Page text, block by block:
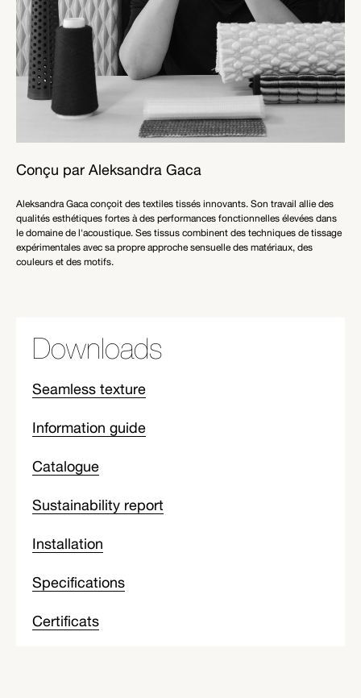
Conçu par Aleksandra Gaca
Aleksandra Gaca conçoit des textiles tissés innovants. Son travail allie des
qualités esthétiques fortes à des performances fonctionnelles élevées dans
le domaine de l'acoustique. Ses tissus combinent des techniques de tissage
expérimentales avec sa propre approche sensuelle des matériaux, des
couleurs et des motifs.
Downloads
Seamless texture
Information guide
Catalogue
Sustainability report
Installation
Specifications
Certificats